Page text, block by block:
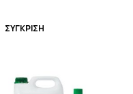
ΣΎΓΚΡΙΣΗ